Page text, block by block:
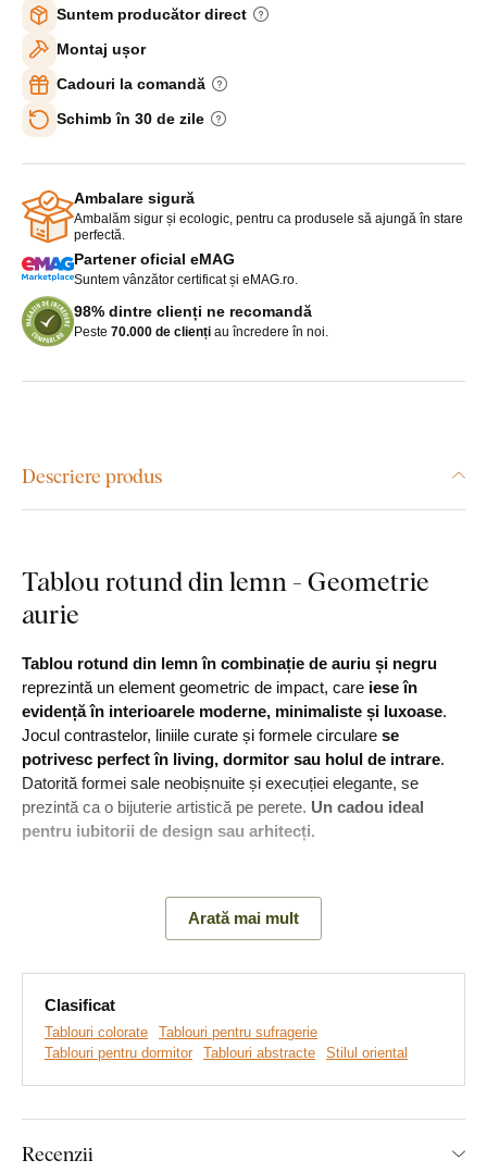
Suntem producător direct
Montaj ușor
Cadouri la comandă
Schimb în 30 de zile
Ambalare sigură
Ambalăm sigur și ecologic, pentru ca produsele să ajungă în stare
perfectă.
Partener oficial eMAG
Suntem vânzător certificat și eMAG.ro.
98% dintre clienți ne recomandă
Peste 70.000 de clienți au încredere în noi.
Descriere produs
Tablou rotund din lemn - Geometrie
aurie
Tablou rotund din lemn în combinație de auriu și negru
reprezintă un element geometric de impact, care iese în
evidență în interioarele moderne, minimaliste și luxoase.
Jocul contrastelor, liniile curate și formele circulare se
potrivesc perfect în living, dormitor sau holul de intrare.
Datorită formei sale neobișnuite și execuției elegante, se
prezintă ca o bijuterie artistică pe perete. Un cadou ideal
pentru iubitorii de design sau arhitecți.
Arată mai mult
Clasificat
Tablouri colorate
Tablouri pentru sufragerie
Tablouri pentru dormitor
Tablouri abstracte Stilul oriental
Recenzii